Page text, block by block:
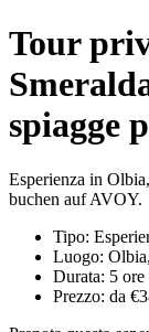
Tour
spiagge
Esperienza in
buchen auf AVOY.
Tipo:
Luogo:
Durata: 5 ore
Prezzo: da